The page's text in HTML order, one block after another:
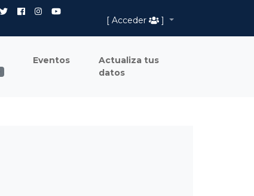
[ Acceder
]
Eventos
Actualiza tus
datos